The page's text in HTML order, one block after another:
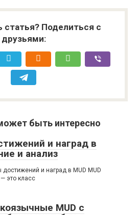
статья? Поделиться с
друзьями:
быть интересно
и наград в
и анализ
и наград в MUD MUD
это класс
MUD с